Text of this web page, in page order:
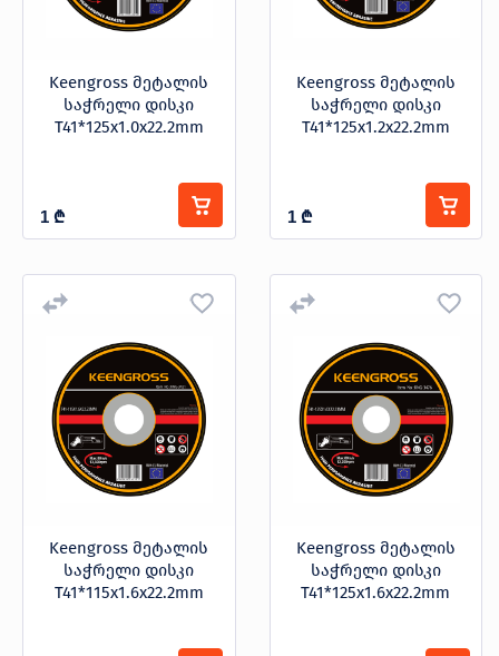
Keengross მეტალის
საჭრელი დისკი
T41*125x1.0x22.2mm
1 ₾
Keengross მეტალის
საჭრელი დისკი
T41*125x1.2x22.2mm
1 ₾
Keengross მეტალის
საჭრელი დისკი
T41*115x1.6x22.2mm
Keengross მეტალის
საჭრელი დისკი
T41*125x1.6x22.2mm